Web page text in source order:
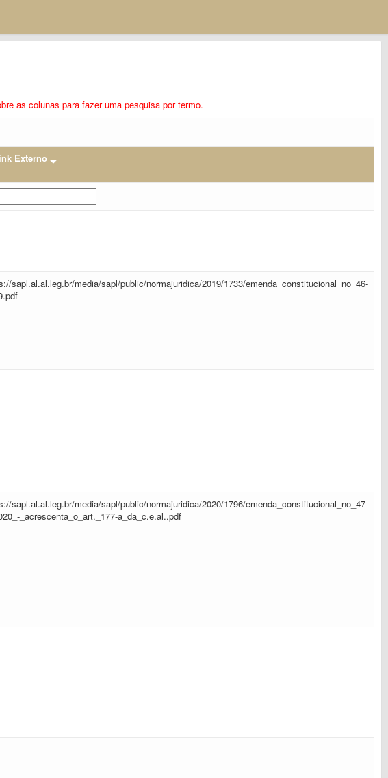
as colunas para fazer uma pesquisa por termo.
Externo
sapl.al.al.leg.br/media/sapl/public/normajuridica/2019/1733/emenda_constitucional_no_46-
sapl.al.al.leg.br/media/sapl/public/normajuridica/2020/1796/emenda_constitucional_no_47-
_acrescenta_o_art._177-a_da_c.e.al..pdf